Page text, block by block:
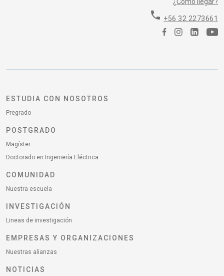
phone +56 32 2273661
ESTUDIA CON NOSOTROS
Pregrado
POSTGRADO
Magíster
Doctorado en Ingeniería Eléctrica
COMUNIDAD
Nuestra escuela
INVESTIGACIÓN
Lineas de investigación
EMPRESAS Y ORGANIZACIONES
Nuestras alianzas
NOTICIAS